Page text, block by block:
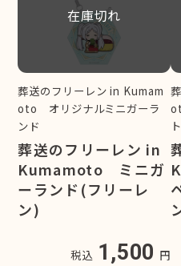
在庫切れ
葬送のフリーレン in Kumam
oto オリジナルミニガーラ
ンド
葬送のフリーレン in
Kumamoto ミニガ
ーランド(フリーレ
ン)
税込 1,500 円